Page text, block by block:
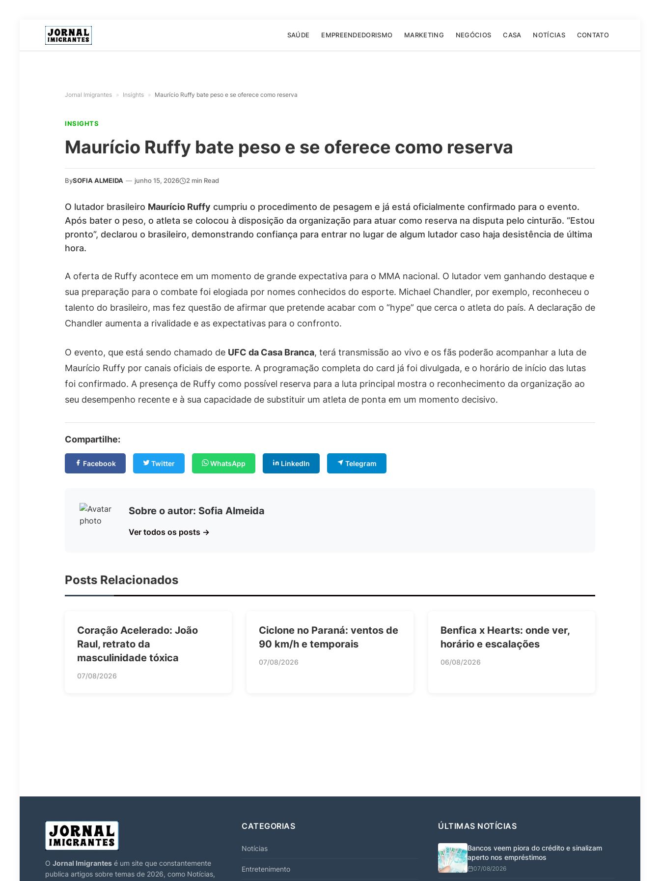
SAÚDE EMPREENDEDORISMO MARKETING NEGÓCIOS CASA NOTÍCIAS CONTATO
Jornal Imigrantes » Insights » Maurício Ruffy bate peso e se oferece como reserva
INSIGHTS
Maurício Ruffy bate peso e se oferece como reserva
BySOFIA ALMEIDA — junho 15, 2026 2 min Read
O lutador brasileiro Maurício Ruffy cumpriu o procedimento de pesagem e já está oficialmente confirmado para o evento.
Após bater o peso, o atleta se colocou à disposição da organização para atuar como reserva na disputa pelo cinturão. “Estou
pronto”, declarou o brasileiro, demonstrando confiança para entrar no lugar de algum lutador caso haja desistência de última
hora.
A oferta de Ruffy acontece em um momento de grande expectativa para o MMA nacional. O lutador vem ganhando destaque e
sua preparação para o combate foi elogiada por nomes conhecidos do esporte. Michael Chandler, por exemplo, reconheceu o
talento do brasileiro, mas fez questão de afirmar que pretende acabar com o “hype” que cerca o atleta do país. A declaração de
Chandler aumenta a rivalidade e as expectativas para o confronto.
O evento, que está sendo chamado de UFC da Casa Branca, terá transmissão ao vivo e os fãs poderão acompanhar a luta de
Maurício Ruffy por canais oficiais de esporte. A programação completa do card já foi divulgada, e o horário de início das lutas
foi confirmado. A presença de Ruffy como possível reserva para a luta principal mostra o reconhecimento da organização ao
seu desempenho recente e à sua capacidade de substituir um atleta de ponta em um momento decisivo.
Compartilhe:
Facebook Twitter WhatsApp LinkedIn Telegram
Sobre o autor: Sofia Almeida
Ver todos os posts →
Posts Relacionados
Coração Acelerado: João
Raul, retrato da
masculinidade tóxica
07/08/2026
Ciclone no Paraná: ventos de
90 km/h e temporais
07/08/2026
Benfica x Hearts: onde ver,
horário e escalações
06/08/2026
O Jornal Imigrantes é um site que constantemente
publica artigos sobre temas de 2026, como Notícias,
CATEGORIAS
Notícias
Entretenimento
ÚLTIMAS NOTÍCIAS
Bancos veem piora do crédito e sinalizam
aperto nos empréstimos
07/08/2026